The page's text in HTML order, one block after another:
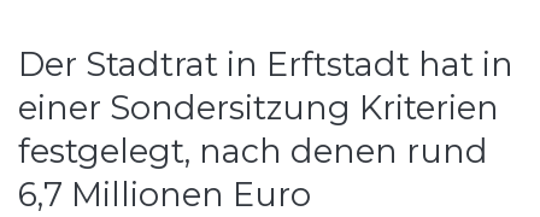
Der Stadtrat in Erftstadt hat in
einer Sondersitzung Kriterien
festgelegt, nach denen rund
6,7 Millionen Euro